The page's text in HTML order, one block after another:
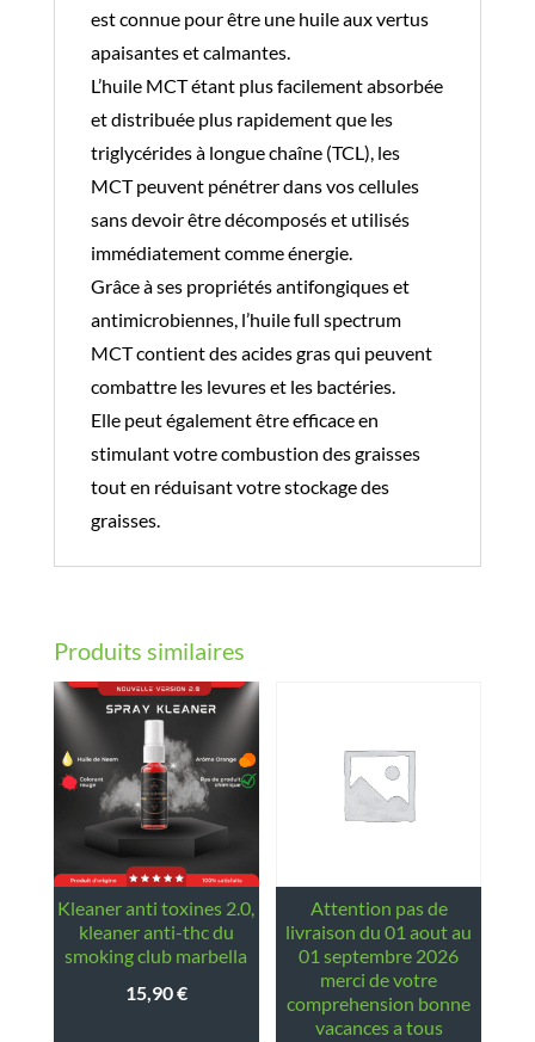
est connue pour être une huile aux vertus
apaisantes et calmantes.
L’huile MCT étant plus facilement absorbée
et distribuée plus rapidement que les
triglycérides à longue chaîne (TCL), les
MCT peuvent pénétrer dans vos cellules
sans devoir être décomposés et utilisés
immédiatement comme énergie.
Grâce à ses propriétés antifongiques et
antimicrobiennes, l’huile full spectrum
MCT contient des acides gras qui peuvent
combattre les levures et les bactéries.
Elle peut également être efficace en
stimulant votre combustion des graisses
tout en réduisant votre stockage des
graisses.
Produits similaires
kleaner anti toxines 2.0,
kleaner anti-thc du
smoking club marbella
15,90€
attention pas de
livraison du 01 aout au
01 septembre 2026
merci de votre
comprehension bonne
vacances a tous